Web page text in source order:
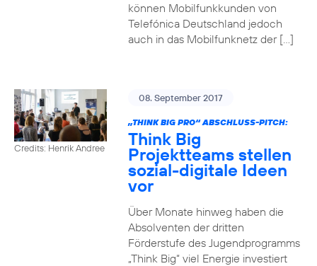
können Mobilfunkkunden von
Telefónica Deutschland jedoch
auch in das Mobilfunknetz der […]
Credits: Henrik Andree
08. September 2017
„THINK BIG PRO“ ABSCHLUSS-PITCH:
Think Big
Projektteams stellen
sozial-digitale Ideen
vor
Über Monate hinweg haben die
Absolventen der dritten
Förderstufe des Jugendprogramms
„Think Big“ viel Energie investiert